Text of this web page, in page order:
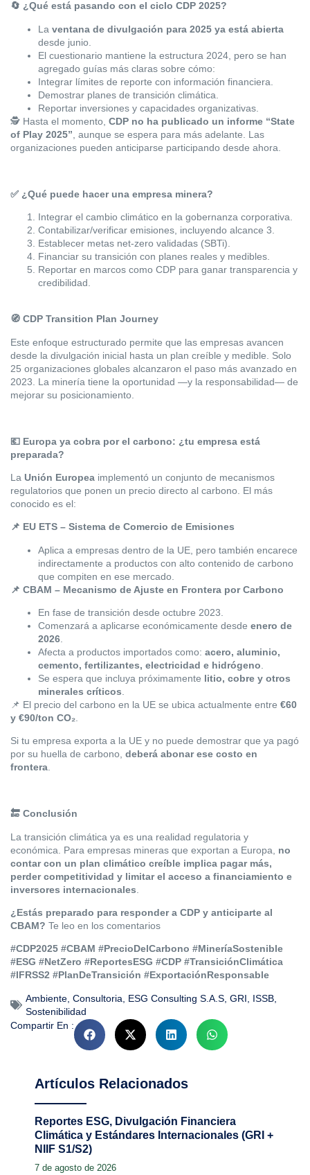
🔄 ¿Qué está pasando con el ciclo CDP 2025?
La ventana de divulgación para 2025 ya está abierta
desde junio.
El cuestionario mantiene la estructura 2024, pero se han
agregado guías más claras sobre cómo:
Integrar límites de reporte con información financiera.
Demostrar planes de transición climática.
Reportar inversiones y capacidades organizativas.
🕵️ Hasta el momento, CDP no ha publicado un informe “State
of Play 2025” , aunque se espera para más adelante. Las
organizaciones pueden anticiparse participando desde ahora.
✅ ¿Qué puede hacer una empresa minera?
Integrar el cambio climático en la gobernanza corporativa.
Contabilizar/verificar emisiones, incluyendo alcance 3.
Establecer metas net-zero validadas (SBTi).
Financiar su transición con planes reales y medibles.
Reportar en marcos como CDP para ganar transparencia y
credibilidad.
🧭 CDP Transition Plan Journey
Este enfoque estructurado permite que las empresas avancen
desde la divulgación inicial hasta un plan creíble y medible. Solo
25 organizaciones globales alcanzaron el paso más avanzado en
2023. La minería tiene la oportunidad —y la responsabilidad— de
mejorar su posicionamiento.
💶 Europa ya cobra por el carbono: ¿tu empresa está
preparada?
La Unión Europea implementó un conjunto de mecanismos
regulatorios que ponen un precio directo al carbono. El más
conocido es el:
📌 EU ETS – Sistema de Comercio de Emisiones
Aplica a empresas dentro de la UE, pero también encarece
indirectamente a productos con alto contenido de carbono
que compiten en ese mercado.
📌 CBAM – Mecanismo de Ajuste en Frontera por Carbono
En fase de transición desde octubre 2023.
Comenzará a aplicarse económicamente desde enero de
2026
Afecta a productos importados como: acero, aluminio,
cemento, fertilizantes, electricidad e hidrógeno
Se espera que incluya próximamente litio, cobre y otros
minerales críticos
📌 El precio del carbono en la UE se ubica actualmente entre €60
y €90/ton CO₂
Si tu empresa exporta a la UE y no puede demostrar que ya pagó
por su huella de carbono, deberá abonar ese costo en
frontera.
🔚 Conclusión
La transición climática ya es una realidad regulatoria y
económica. Para empresas mineras que exportan a Europa, no
contar con un plan climático creíble implica pagar más,
perder competitividad y limitar el acceso a financiamiento e
inversores internacionales
¿Estás preparado para responder a CDP y anticiparte al
CBAM? Te leo en los comentarios
#CDP2025 #CBAM #PrecioDelCarbono #MineríaSostenible
#ESG #NetZero #ReportesESG #CDP #TransiciónClimática
#IFRSS2 #PlanDeTransición #ExportaciónResponsable
Ambiente Consultoria ESG Consulting S.A.S GRI ISSB
Sostenibilidad
Compartir En :
Artículos Relacionados
Reportes ESG, Divulgación Financiera
Climática y Estándares Internacionales (GRI +
NIIF S1/S2)
7 de agosto de 2026